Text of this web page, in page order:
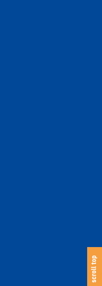
scroll tops
c
o
l
l
t
o